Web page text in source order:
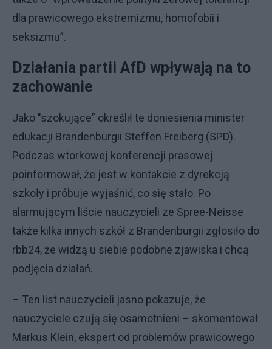
dla prawicowego ekstremizmu, homofobii i
seksizmu”.
Działania partii AfD wpływają na to
zachowanie
Jako "szokujące” określił te doniesienia minister
edukacji Brandenburgii Steffen Freiberg (SPD).
Podczas wtorkowej konferencji prasowej
poinformował, że jest w kontakcie z dyrekcją
szkoły i próbuje wyjaśnić, co się stało. Po
alarmującym liście nauczycieli ze Spree-Neisse
także kilka innych szkół z Brandenburgii zgłosiło do
rbb24, że widzą u siebie podobne zjawiska i chcą
podjęcia działań.
– Ten list nauczycieli jasno pokazuje, że
nauczyciele czują się osamotnieni – skomentował
Markus Klein, ekspert od problemów prawicowego